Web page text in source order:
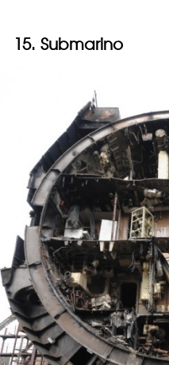
15. Submarino